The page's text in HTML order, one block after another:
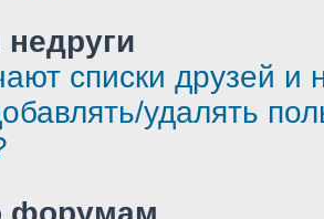
списки друзей и
удалять